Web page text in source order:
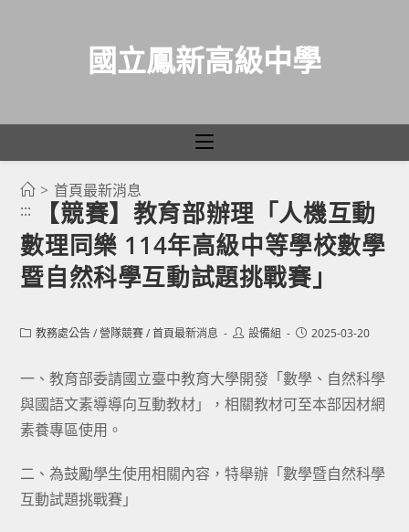
國立鳳新高級中學
> 首頁最新消息
:::
【競賽】教育部辦理「人機互動
數理同樂 114年高級中等學校數學
暨自然科學互動試題挑戰賽」
Post教務處公告 / 營隊競賽 / 首頁最新消息
Post設備組
Post2025-03-20
一、教育部委請國立臺中教育大學開發「數學、自然科學
與國語文素導導向互動教材」，相關教材可至本部因材網
素養專區使用。
二、為鼓勵學生使用相關內容，特舉辦「數學暨自然科學
互動試題挑戰賽」